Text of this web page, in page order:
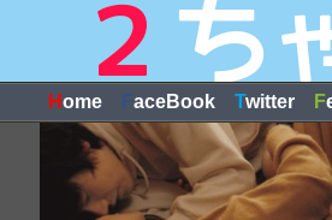
Home FaceBook Twitter F